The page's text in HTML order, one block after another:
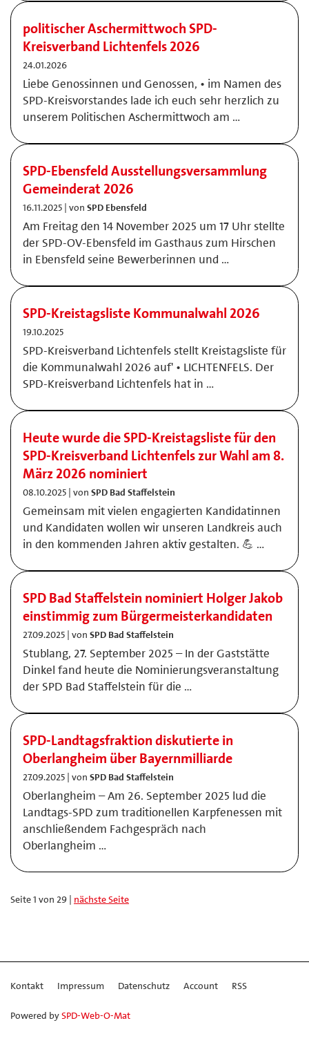
politischer Aschermittwoch SPD-
Kreisverband Lichtenfels 2026
24.01.2026
Liebe Genossinnen und Genossen, • im Namen des
SPD-Kreisvorstandes lade ich euch sehr herzlich zu
unserem Politischen Aschermittwoch am …
SPD-Ebensfeld Ausstellungsversammlung
Gemeinderat 2026
16.11.2025 | von SPD Ebensfeld
Am Freitag den 14 November 2025 um 17 Uhr stellte
der SPD-OV-Ebensfeld im Gasthaus zum Hirschen
in Ebensfeld seine Bewerberinnen und …
SPD-Kreistagsliste Kommunalwahl 2026
19.10.2025
SPD-Kreisverband Lichtenfels stellt Kreistagsliste für
die Kommunalwahl 2026 auf' • LICHTENFELS. Der
SPD-Kreisverband Lichtenfels hat in …
Heute wurde die SPD-Kreistagsliste für den
SPD-Kreisverband Lichtenfels zur Wahl am 8.
März 2026 nominiert
08.10.2025 | von SPD Bad Staffelstein
Gemeinsam mit vielen engagierten Kandidatinnen
und Kandidaten wollen wir unseren Landkreis auch
in den kommenden Jahren aktiv gestalten. 💪 …
SPD Bad Staffelstein nominiert Holger Jakob
einstimmig zum Bürgermeisterkandidaten
27.09.2025 | von SPD Bad Staffelstein
Stublang, 27. September 2025 – In der Gaststätte
Dinkel fand heute die Nominierungsveranstaltung
der SPD Bad Staffelstein für die …
SPD-Landtagsfraktion diskutierte in
Oberlangheim über Bayernmilliarde
27.09.2025 | von SPD Bad Staffelstein
Oberlangheim – Am 26. September 2025 lud die
Landtags-SPD zum traditionellen Karpfenessen mit
anschließendem Fachgespräch nach
Oberlangheim …
Seite 1 von 29 | nächste Seite
Kontakt Impressum Datenschutz Account RSS
Powered bySPD-Web-O-Mat